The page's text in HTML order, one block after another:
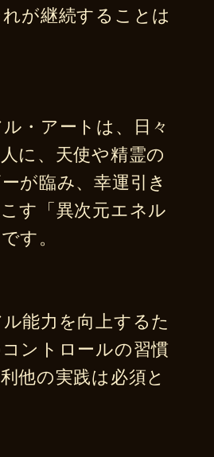
が継続することは
・アートは、日々
に、天使や精霊の
が臨み、幸運引き
す「異次元エネル
す。
能力を向上するた
ントロールの習慣
他の実践は必須と